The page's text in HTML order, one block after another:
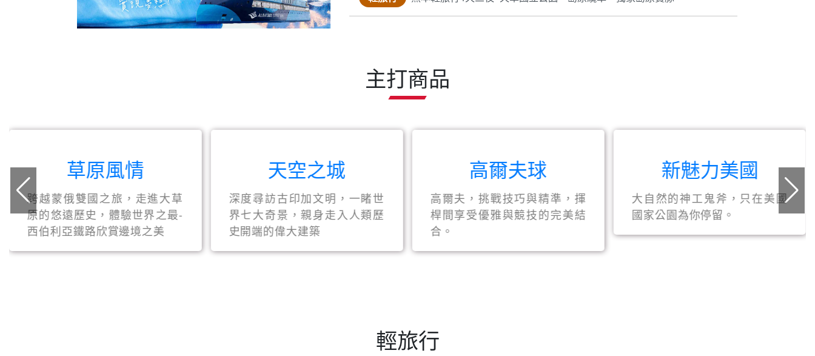
主打商品
草原風情
跨越蒙俄雙國之旅，走進大草
原的悠遠歷史，體驗世界之最-
西伯利亞鐵路欣賞邊境之美
天空之城
深度尋訪古印加文明，一睹世
界七大奇景，親身走入人類歷
史開端的偉大建築
高爾夫球
高爾夫，挑戰技巧與精準，揮
桿間享受優雅與競技的完美結
合。
新魅力美國
大自然的神工鬼斧，只在美國
國家公園為你停留。
輕旅行